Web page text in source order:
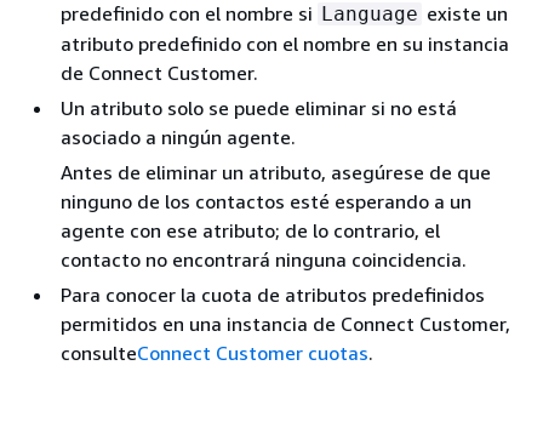
predefinido con el nombre si Language existe un
atributo predefinido con el nombre en su instancia
de Connect Customer.
Un atributo solo se puede eliminar si no está
asociado a ningún agente.
Antes de eliminar un atributo, asegúrese de que
ninguno de los contactos esté esperando a un
agente con ese atributo; de lo contrario, el
contacto no encontrará ninguna coincidencia.
Para conocer la cuota de atributos predefinidos
permitidos en una instancia de Connect Customer,
consulteConnect Customer cuotas.